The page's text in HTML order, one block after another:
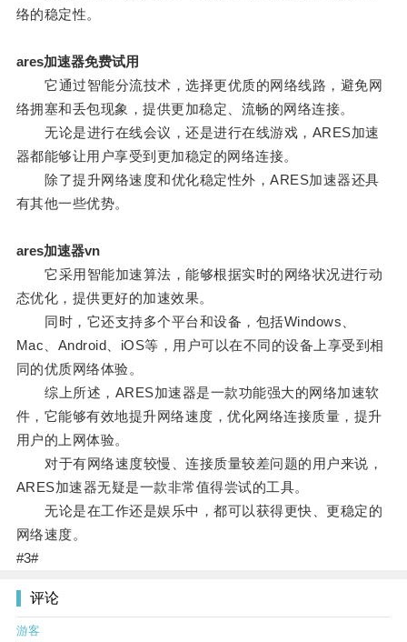
络的稳定性。
ares加速器免费试用
它通过智能分流技术，选择更优质的网络线路，避免网
络拥塞和丢包现象，提供更加稳定、流畅的网络连接。
无论是进行在线会议，还是进行在线游戏，ARES加速
器都能够让用户享受到更加稳定的网络连接。
除了提升网络速度和优化稳定性外，ARES加速器还具
有其他一些优势。
ares加速器vn
它采用智能加速算法，能够根据实时的网络状况进行动
态优化，提供更好的加速效果。
同时，它还支持多个平台和设备，包括Windows、
Mac、Android、iOS等，用户可以在不同的设备上享受到相
同的优质网络体验。
综上所述，ARES加速器是一款功能强大的网络加速软
件，它能够有效地提升网络速度，优化网络连接质量，提升
用户的上网体验。
对于有网络速度较慢、连接质量较差问题的用户来说，
ARES加速器无疑是一款非常值得尝试的工具。
无论是在工作还是娱乐中，都可以获得更快、更稳定的
网络速度。
#3#
评论
游客